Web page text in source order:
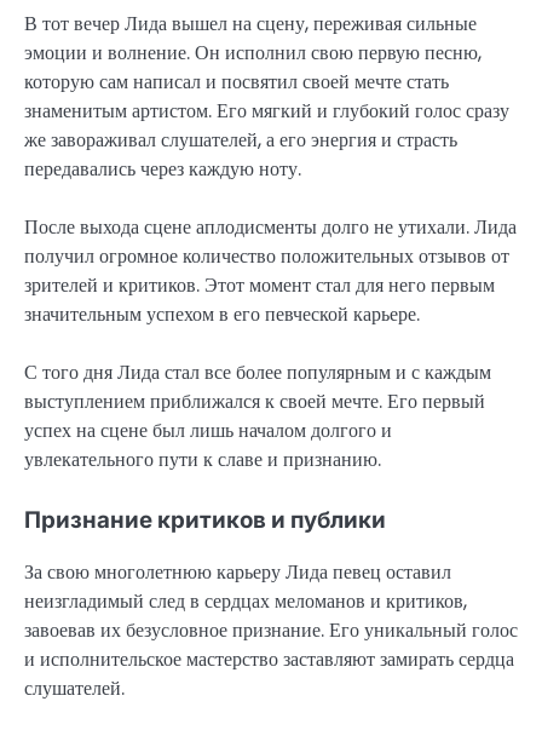
В тот вечер Лида вышел на сцену, переживая сильные
эмоции и волнение. Он исполнил свою первую песню,
которую сам написал и посвятил своей мечте стать
знаменитым артистом. Его мягкий и глубокий голос сразу
же завораживал слушателей, а его энергия и страсть
передавались через каждую ноту.
После выхода сцене аплодисменты долго не утихали. Лида
получил огромное количество положительных отзывов от
зрителей и критиков. Этот момент стал для него первым
значительным успехом в его певческой карьере.
С того дня Лида стал все более популярным и с каждым
выступлением приближался к своей мечте. Его первый
успех на сцене был лишь началом долгого и
увлекательного пути к славе и признанию.
Признание критиков и публики
За свою многолетнюю карьеру Лида певец оставил
неизгладимый след в сердцах меломанов и критиков,
завоевав их безусловное признание. Его уникальный голос
и исполнительское мастерство заставляют замирать сердца
слушателей.